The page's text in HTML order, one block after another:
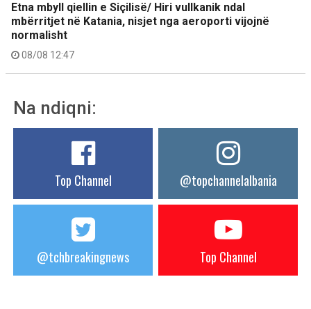
Etna mbyll qiellin e Siçilisë/ Hiri vullkanik ndal
mbërritjet në Katania, nisjet nga aeroporti vijojnë
normalisht
08/08 12:47
Na ndiqni:
Top Channel @topchannelalbania
@tchbreakingnews Top Channel